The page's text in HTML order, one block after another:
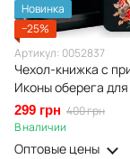
Новинка
−25%
Артикул: 0052837
Чехол-книжка с
Иконы оберега
POCO X5 Pro 5G с
подставкой на
х5 про 5г черная gd1
299 грн 400 грн
В наличии
Оптовые цены